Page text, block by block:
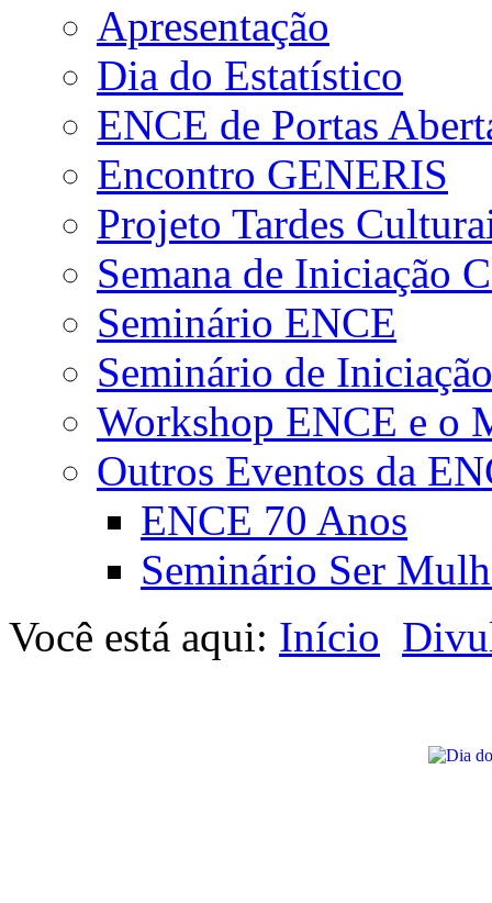
Apresentação
Dia do Estatístico
ENCE de Portas
Encontro GENERIS
Projeto Tardes
Semana de Iniciação
Seminário ENCE
Seminário de
Workshop ENCE e o
Outros Eventos da
ENCE 70 Anos
Seminário Ser
Você está aqui: Início